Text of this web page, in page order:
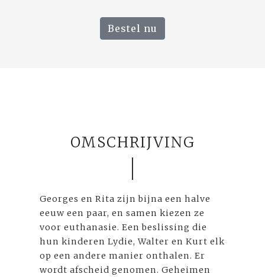
Bestel nu
OMSCHRIJVING
Georges en Rita zijn bijna een halve
eeuw een paar, en samen kiezen ze
voor euthanasie. Een beslissing die
hun kinderen Lydie, Walter en Kurt elk
op een andere manier onthalen. Er
wordt afscheid genomen. Geheimen